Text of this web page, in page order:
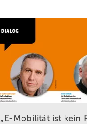
„E-Mobilität ist kein